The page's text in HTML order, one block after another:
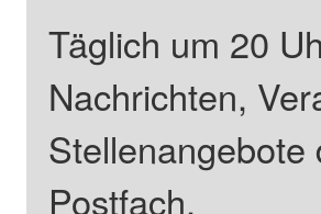
Täglich um 20
Nachrichten,
Postfach.